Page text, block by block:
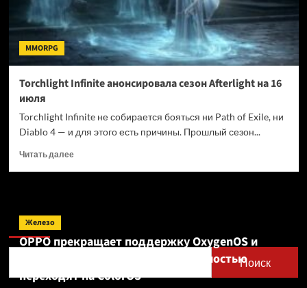
MMORPG
Torchlight Infinite анонсировала сезон Afterlight на 16
июля
Torchlight Infinite не собирается бояться ни Path of Exile, ни
Diablo 4 — и для этого есть причины. Прошлый сезон...
Читать далееПрочитать
Afterlight
июля
Поиск
Поиск
Железо
OPPO прекращает поддержку OxygenOS и
Realme UI — OnePlus и realme полностью
переходят на ColorOS